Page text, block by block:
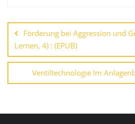
de
entradas
Förderung bei Aggression und
Lernen, 4) : (EPUB)
Ventiltechnologie Im